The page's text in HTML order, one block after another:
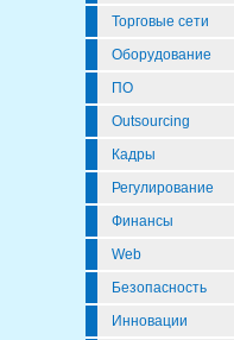
Торговые сети
Оборудование
ПО
Outsourcing
Кадры
Регулирование
Финансы
Web
Безопасность
Инновации